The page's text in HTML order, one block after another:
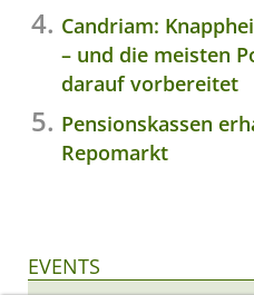
Candriam:
– und die meisten
darauf vorbereitet
Pensionskassen
Repomarkt
EVENTS